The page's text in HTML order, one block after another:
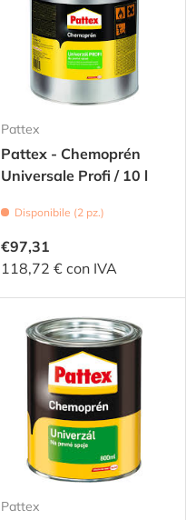
Pattex
Pattex - Chemoprén
Universale Profi / 10 l
Disponibile (2 pz.)
€97,31
118,72 € con IVA
Pattex